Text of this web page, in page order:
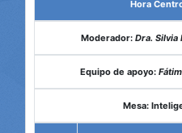
Hora
Moderador: Dra.
Equipo de apoyo:
Mesa: